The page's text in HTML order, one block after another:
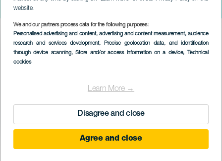
website.
We and our partners process data for the following purposes:
Personalised advertising and content, advertising and content measurement, audience
research and services development, Precise geolocation data, and identification
through device scanning, Store and/or access information on a device, Technical
cookies
Learn More →
Disagree and close
Agree and close
Ácido folclórico
Imagen
Listado